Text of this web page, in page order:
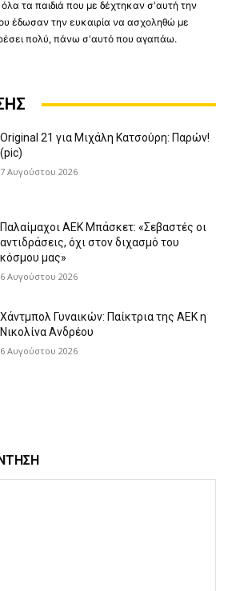
τα παιδιά που με δέχτηκαν σ'αυτή την
έδωσαν την ευκαιρία να ασχοληθώ με
πολύ, πάνω σ'αυτό που αγαπάω.
Original 21 για Μιχάλη Κατσούρη: Παρών!
(pic)
7 Αυγούστου 2026
Παλαίμαχοι ΑΕΚ Μπάσκετ: «Σεβαστές οι
αντιδράσεις, όχι στον διχασμό του
κόσμου μας»
6 Αυγούστου 2026
Χάντμπολ Γυναικών: Παίκτρια της ΑΕΚ η
Νικολίνα Ανδρέου
6 Αυγούστου 2026